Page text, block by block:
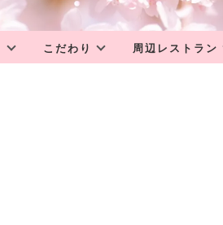
こだわり 周辺レストラン